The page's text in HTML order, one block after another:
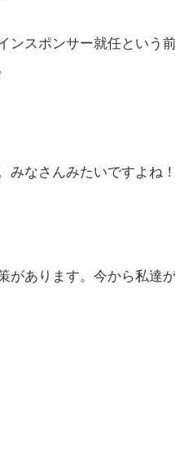
ンスポンサー就任という
みなさんみたいですよね
があります。今から私達